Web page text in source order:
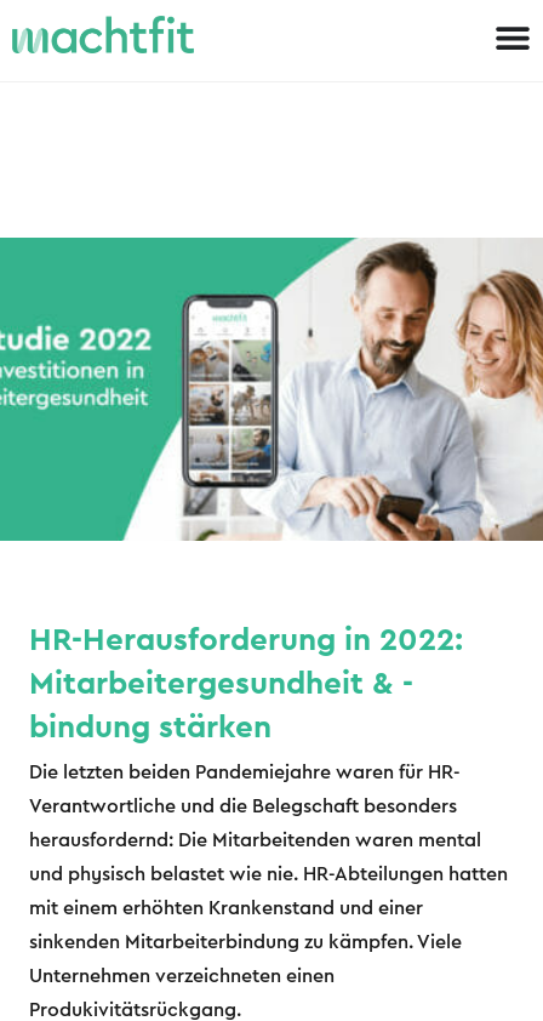
HR-Herausforderung in 2022:
Mitarbeitergesundheit & -
bindung stärken
Die letzten beiden Pandemiejahre waren für HR-
Verantwortliche und die Belegschaft besonders
herausfordernd: Die Mitarbeitenden waren mental
und physisch belastet wie nie. HR-Abteilungen hatten
mit einem erhöhten Krankenstand und einer
sinkenden Mitarbeiterbindung zu kämpfen. Viele
Unternehmen verzeichneten einen
Produkivitätsrückgang.